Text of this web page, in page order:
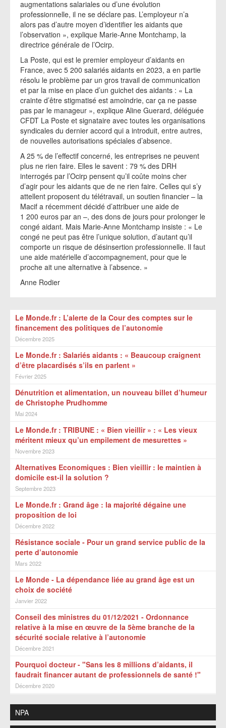
augmentations salariales ou d’une évolution
professionnelle, il ne se déclare pas. L’employeur n’a
alors pas d’autre moyen d’identifier les aidants que
l’observation », explique Marie-Anne Montchamp, la
directrice générale de l’Ocirp.
La Poste, qui est le premier employeur d’aidants en
France, avec 5 200 salariés aidants en 2023, a en partie
résolu le problème par un gros travail de communication
et par la mise en place d’un guichet des aidants : « La
crainte d’être stigmatisé est amoindrie, car ça ne passe
pas par le manageur », explique Aline Guerard, déléguée
CFDT La Poste et signataire avec toutes les organisations
syndicales du dernier accord qui a introduit, entre autres,
de nouvelles autorisations spéciales d’absence.
A 25 % de l’effectif concerné, les entreprises ne peuvent
plus ne rien faire. Elles le savent : 79 % des DRH
interrogés par l’Ocirp pensent qu’il coûte moins cher
d’agir pour les aidants que de ne rien faire. Celles qui s’y
attellent proposent du télétravail, un soutien financier – la
Macif a récemment décidé d’attribuer une aide de
1 200 euros par an –, des dons de jours pour prolonger le
congé aidant. Mais Marie-Anne Montchamp insiste : « Le
congé ne peut pas être l’unique solution, d’autant qu’il
comporte un risque de désinsertion professionnelle. Il faut
une aide matérielle d’accompagnement, pour que le
proche ait une alternative à l’absence. »
Anne Rodier
Le Monde.fr : L’alerte de la Cour des comptes sur le
financement des politiques de l’autonomie
Décembre 2025
Le Monde.fr : Salariés aidants : « Beaucoup craignent
d’être placardisés s’ils en parlent »
Février 2025
Dénutrition et alimentation, un nouveau billet d’humeur
de Christophe Prudhomme
Mai 2024
Le Monde.fr : TRIBUNE : « Bien vieillir » : « Les vieux
méritent mieux qu’un empilement de mesurettes »
Novembre 2023
Alternatives Economiques : Bien vieillir : le maintien à
domicile est-il la solution ?
Septembre 2023
Le Monde.fr : Grand âge : la majorité dégaine une
proposition de loi
Décembre 2022
Résistance sociale - Pour un grand service public de la
perte d’autonomie
Mars 2022
Le Monde - La dépendance liée au grand âge est un
choix de société
Janvier 2022
Conseil des ministres du 01/12/2021 - Ordonnance
relative à la mise en œuvre de la 5ème branche de la
sécurité sociale relative à l’autonomie
Décembre 2021
Pourquoi docteur - "Sans les 8 millions d’aidants, il
faudrait financer autant de professionnels de santé !"
Décembre 2020
NPA